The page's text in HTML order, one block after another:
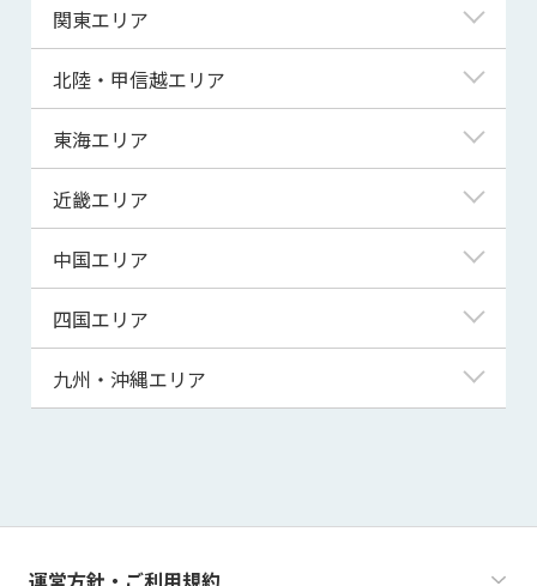
北海道
青森県
宮城県
秋田県
山形県
関東エリア
東京都
神奈川県
埼玉県
千葉県
茨城県
群馬県
北陸・甲信越エリア
新潟県
富山県
福井県
山梨県
長野県
東海エリア
岐阜県
静岡県
三重県
近畿エリア
滋賀県
京都府
大阪府
兵庫県
和歌山県
中国エリア
鳥取県
島根県
山口県
四国エリア
徳島県
高知県
九州・沖縄エリア
運営方針・ご利用規約